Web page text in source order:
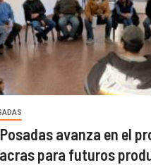
avanza en el
para futuros